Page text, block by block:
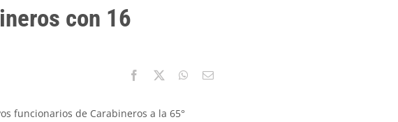
con 16
funcionarios de Carabineros a la 65°